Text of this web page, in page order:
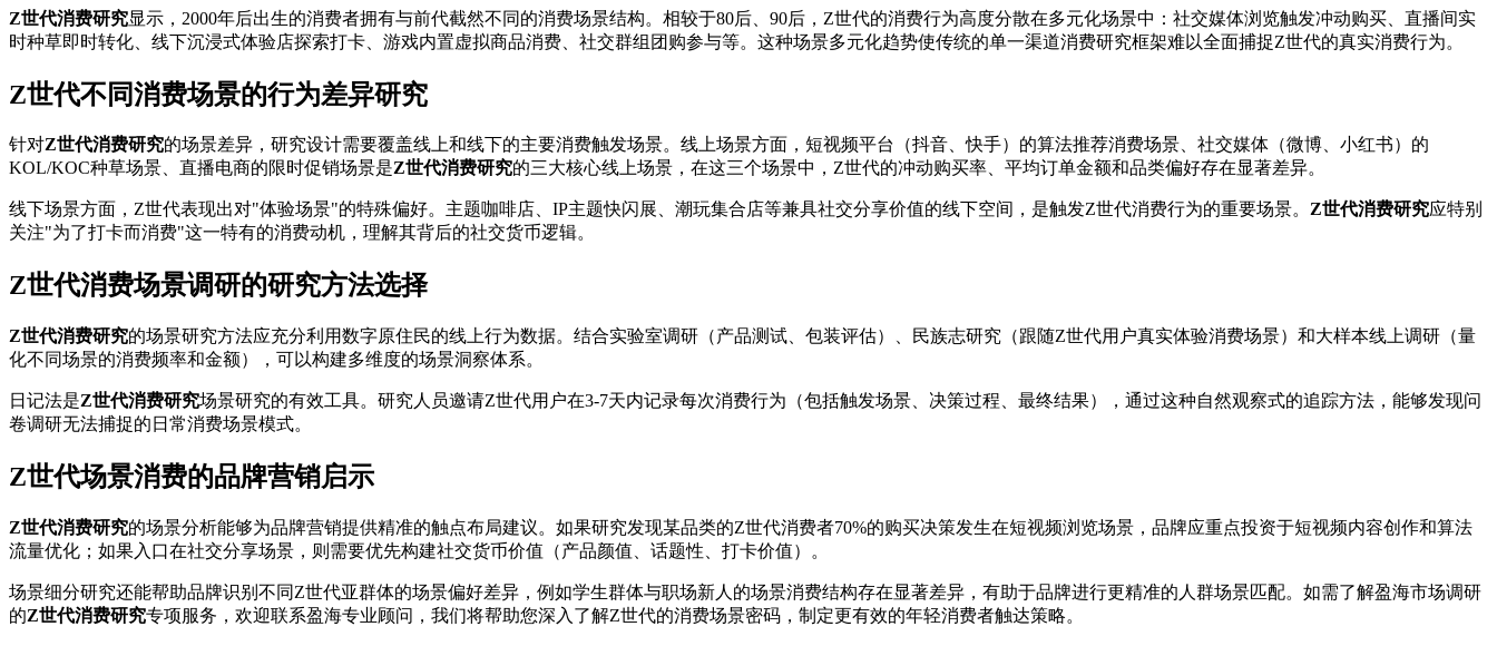
Z世代消费研究显示，2000年后出生的消费者拥有与前代截然不同的消费场景结构。相较于80后、90后，Z世代的消费行为高度分散在多元化场景中：社交媒体浏览触发冲动购买、直播间实
时种草即时转化、线下沉浸式体验店探索打卡、游戏内置虚拟商品消费、社交群组团购参与等。这种场景多元化趋势使传统的单一渠道消费研究框架难以全面捕捉Z世代的真实消费行为。
Z世代不同消费场景的行为差异研究
针对Z世代消费研究的场景差异，研究设计需要覆盖线上和线下的主要消费触发场景。线上场景方面，短视频平台（抖音、快手）的算法推荐消费场景、社交媒体（微博、小红书）的
KOL/KOC种草场景、直播电商的限时促销场景是Z世代消费研究的三大核心线上场景，在这三个场景中，Z世代的冲动购买率、平均订单金额和品类偏好存在显著差异。
线下场景方面，Z世代表现出对"体验场景"的特殊偏好。主题咖啡店、IP主题快闪展、潮玩集合店等兼具社交分享价值的线下空间，是触发Z世代消费行为的重要场景。 Z世代消费研究应特别
关注"为了打卡而消费"这一特有的消费动机，理解其背后的社交货币逻辑。
Z世代消费场景调研的研究方法选择
Z世代消费研究的场景研究方法应充分利用数字原住民的线上行为数据。结合实验室调研（产品测试、包装评估）、民族志研究（跟随Z世代用户真实体验消费场景）和大样本线上调研（量
化不同场景的消费频率和金额），可以构建多维度的场景洞察体系。
日记法是Z世代消费研究场景研究的有效工具。研究人员邀请Z世代用户在3-7天内记录每次消费行为（包括触发场景、决策过程、最终结果），通过这种自然观察式的追踪方法，能够发现问
卷调研无法捕捉的日常消费场景模式。
Z世代场景消费的品牌营销启示
Z世代消费研究的场景分析能够为品牌营销提供精准的触点布局建议。如果研究发现某品类的Z世代消费者70%的购买决策发生在短视频浏览场景，品牌应重点投资于短视频内容创作和算法
流量优化；如果入口在社交分享场景，则需要优先构建社交货币价值（产品颜值、话题性、打卡价值）。
场景细分研究还能帮助品牌识别不同Z世代亚群体的场景偏好差异，例如学生群体与职场新人的场景消费结构存在显著差异，有助于品牌进行更精准的人群场景匹配。如需了解盈海市场调研
的Z世代消费研究专项服务，欢迎联系盈海专业顾问，我们将帮助您深入了解Z世代的消费场景密码，制定更有效的年轻消费者触达策略。